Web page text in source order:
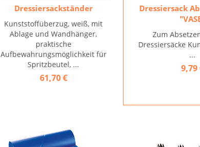
Dressiersackständer
Kunststoffüberzug, weiß, mit
Ablage und Wandhänger,
praktische
Aufbewahrungsmöglichkeit für
Spritzbeutel, ...
61,70 €
Dressiersack
Zum
Dressiersäcke
...
9,79